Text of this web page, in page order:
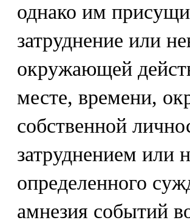
однако им
затруднение или
окружающей
месте, времени,
собственной
затруднением или
определенного
амнезия событий